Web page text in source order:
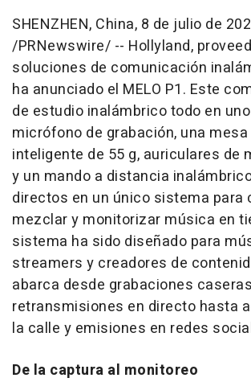
SHENZHEN, China, 8 de julio de
/PRNewswire/ -- Hollyland,
soluciones de comunicación
ha anunciado el MELO P1. Este
de estudio inalámbrico todo en
micrófono de grabación, una
inteligente de 55 g, auriculares de
y un mando a distancia
directos en un único sistema para
mezclar y monitorizar música en
sistema ha sido diseñado para
streamers y creadores de
abarca desde grabaciones
retransmisiones en directo hasta
la calle y emisiones en redes
De la captura al monitoreo